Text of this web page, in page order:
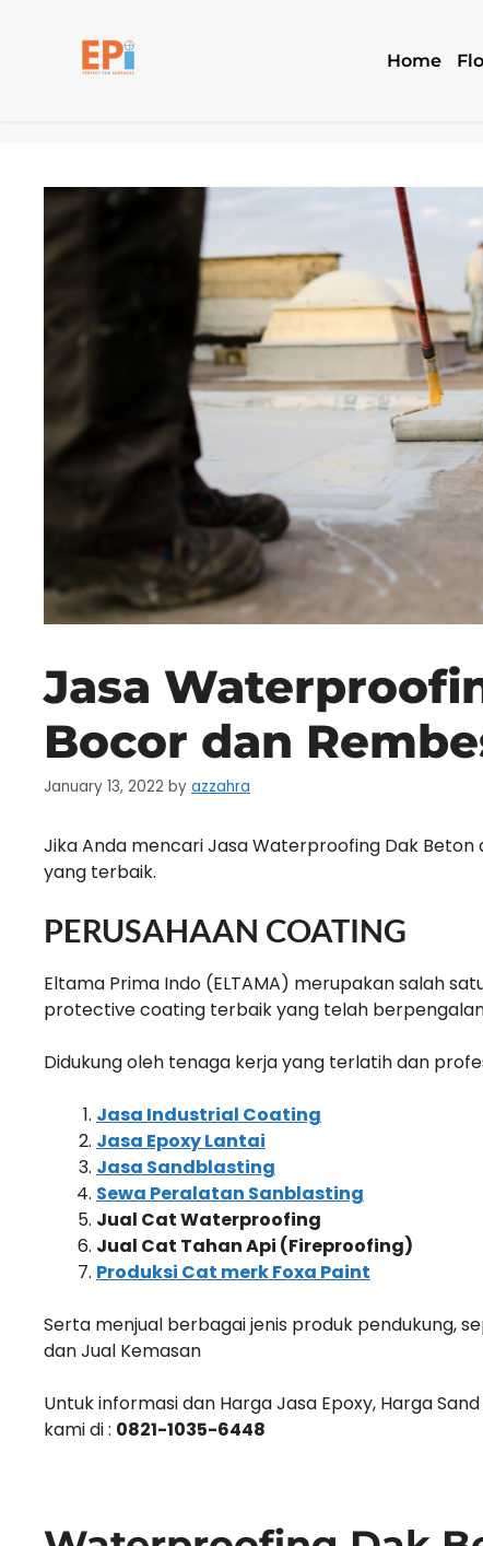
Home
Jasa
Bocor dan
January 13, 2022 by azzahra
Jika Anda mencari Jasa Waterproofing Dak Beton
yang terbaik.
PERUSAHAAN COATING
Eltama Prima Indo (ELTAMA) merupakan salah
protective coating terbaik yang telah
Didukung oleh tenaga kerja yang terlatih dan
Jasa Industrial Coating
Jasa Epoxy Lantai
Jasa Sandblasting
Sewa Peralatan Sanblasting
Jual Cat Waterproofing
Jual Cat Tahan Api (Fireproofing)
Produksi Cat merk Foxa Paint
Serta menjual berbagai jenis produk pendukung,
dan Jual Kemasan
Untuk informasi dan Harga Jasa Epoxy, Harga
kami di : 0821-1035-6448